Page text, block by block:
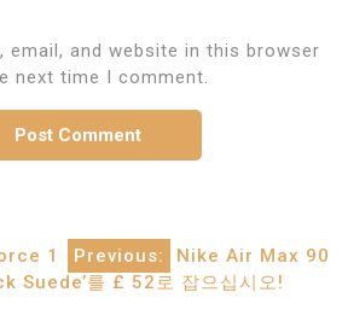
email, and website in this browser
next time I comment.
Previous: Nike Air Max 90
1
Suede’를 £ 52로 잡으십시오!